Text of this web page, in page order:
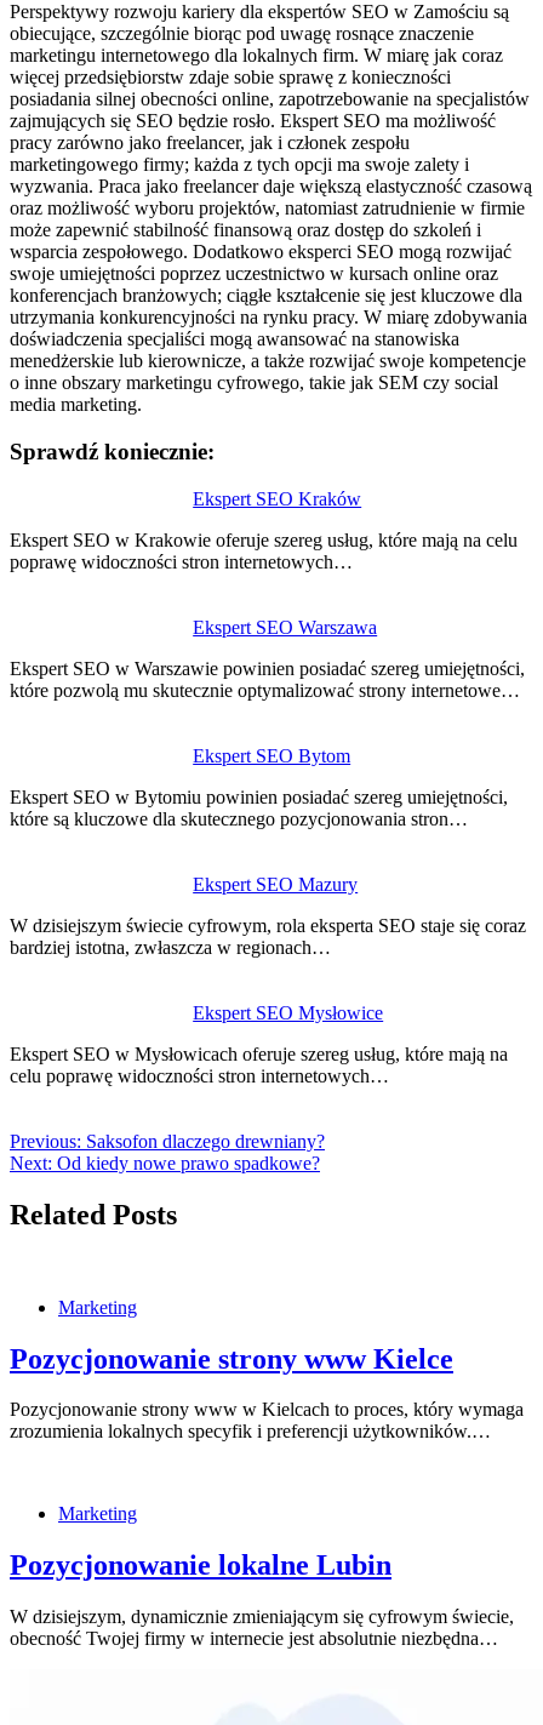
Perspektywy rozwoju kariery dla ekspertów SEO w Zamościu są
obiecujące, szczególnie biorąc pod uwagę rosnące znaczenie
marketingu internetowego dla lokalnych firm. W miarę jak coraz
więcej przedsiębiorstw zdaje sobie sprawę z konieczności
posiadania silnej obecności online, zapotrzebowanie na specjalistów
zajmujących się SEO będzie rosło. Ekspert SEO ma możliwość
pracy zarówno jako freelancer, jak i członek zespołu
marketingowego firmy; każda z tych opcji ma swoje zalety i
wyzwania. Praca jako freelancer daje większą elastyczność czasową
oraz możliwość wyboru projektów, natomiast zatrudnienie w firmie
może zapewnić stabilność finansową oraz dostęp do szkoleń i
wsparcia zespołowego. Dodatkowo eksperci SEO mogą rozwijać
swoje umiejętności poprzez uczestnictwo w kursach online oraz
konferencjach branżowych; ciągłe kształcenie się jest kluczowe dla
utrzymania konkurencyjności na rynku pracy. W miarę zdobywania
doświadczenia specjaliści mogą awansować na stanowiska
menedżerskie lub kierownicze, a także rozwijać swoje kompetencje
o inne obszary marketingu cyfrowego, takie jak SEM czy social
media marketing.
Sprawdź koniecznie:
Ekspert SEO Kraków
Ekspert SEO w Krakowie oferuje szereg usług, które mają na celu
poprawę widoczności stron internetowych…
Ekspert SEO Warszawa
Ekspert SEO w Warszawie powinien posiadać szereg umiejętności,
które pozwolą mu skutecznie optymalizować strony internetowe…
Ekspert SEO Bytom
Ekspert SEO w Bytomiu powinien posiadać szereg umiejętności,
które są kluczowe dla skutecznego pozycjonowania stron…
Ekspert SEO Mazury
W dzisiejszym świecie cyfrowym, rola eksperta SEO staje się coraz
bardziej istotna, zwłaszcza w regionach…
Ekspert SEO Mysłowice
Ekspert SEO w Mysłowicach oferuje szereg usług, które mają na
celu poprawę widoczności stron internetowych…
wpisu
Previous: Saksofon dlaczego drewniany?
Next: Od kiedy nowe prawo spadkowe?
Related Posts
Marketing
Pozycjonowanie strony www Kielce
Pozycjonowanie strony www w Kielcach to proces, który wymaga
zrozumienia lokalnych specyfik i preferencji użytkowników.…
Marketing
Pozycjonowanie lokalne Lubin
W dzisiejszym, dynamicznie zmieniającym się cyfrowym świecie,
obecność Twojej firmy w internecie jest absolutnie niezbędna…